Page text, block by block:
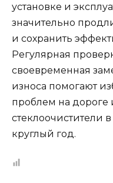
установке и
значительно
и сохранить
Регулярная
своевременная
износа помогают
проблем на
стеклоочистители
круглый год.